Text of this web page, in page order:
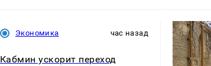
Экономика час назад
Кабмин ускорит переход